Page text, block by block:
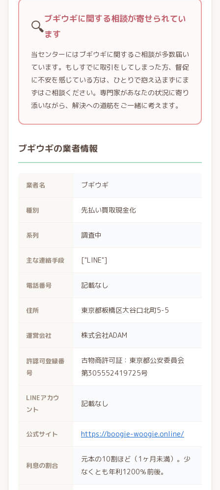
🔍ブギウギに関する相談が寄せられてい
ます
当センターにはブギウギに関するご相談が多数届い
ています。もしすでに取引をしてしまった方、督促
に不安を感じている方は、ひとりで抱え込まずにま
ずはご相談ください。専門家があなたの状況に寄り
添いながら、解決への道筋をご一緒に考えます。
ブギウギの業者情報
業者名 ブギウギ
種別 先払い買取現金化
系列 調査中
主な連絡手段 ["LINE"]
電話番号 記載なし
住所 東京都板橋区大谷口北町5-5
運営会社 株式会社ADAM
許認可登録番
号
古物商許可証：東京都公安委員会
第305552419725号
LINEアカウ
ント
記載なし
公式サイト https://boogie-woogie.online/
利息の割合
元本の10割ほど（1ヶ月未満）。少
なくとも年利1200％前後。